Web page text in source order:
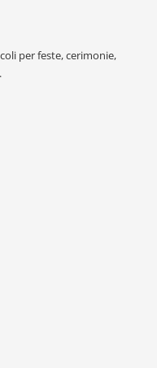
per feste, cerimonie,